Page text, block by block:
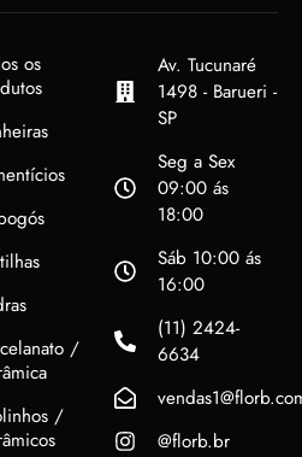
os
/
/
Av. Tucunaré
1498 - Barueri -
SP
Seg a Sex
09:00 ás
18:00
Sáb 10:00 ás
16:00
(11) 2424-
6634
@florb.br